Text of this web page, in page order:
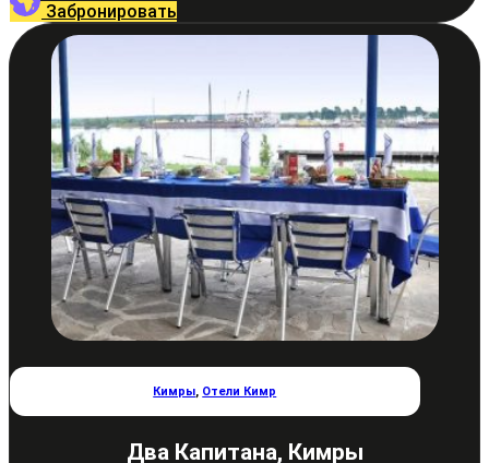
Забронировать
Кимры, Отели Кимр
Два Капитана, Кимры